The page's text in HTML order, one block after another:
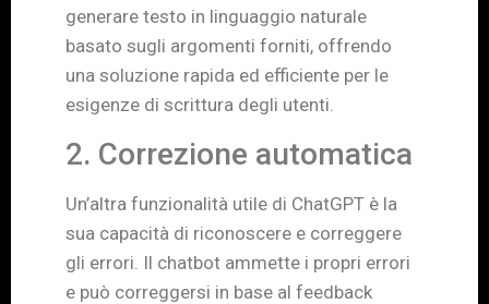
generare testo in linguaggio naturale
basato sugli argomenti forniti, offrendo
una soluzione rapida ed efficiente per le
esigenze di scrittura degli utenti.
2. Correzione automatica
Un’altra funzionalità utile di ChatGPT è la
sua capacità di riconoscere e correggere
gli errori. Il chatbot ammette i propri errori
e può correggersi in base al feedback